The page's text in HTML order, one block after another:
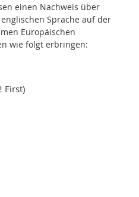
einen Nachweis über
Sprache auf der
Europäischen
wie folgt erbringen:
First)